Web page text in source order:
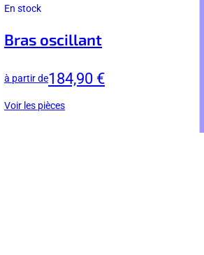
En stock
Bras oscillant
à partir de184,90 €
Voir les pièces